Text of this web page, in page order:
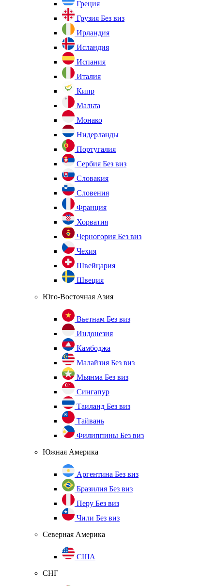
Греция
Грузия Без виз
Ирландия
Исландия
Испания
Италия
Кипр
Мальта
Монако
Нидерланды
Португалия
Сербия Без виз
Словакия
Словения
Франция
Хорватия
Черногория Без виз
Чехия
Швейцария
Швеция
Юго-Восточная Азия
Вьетнам Без виз
Индонезия
Камбоджа
Малайзия Без виз
Мьянма Без виз
Сингапур
Таиланд Без виз
Тайвань
Филиппины Без виз
Южная Америка
Аргентина Без виз
Бразилия Без виз
Перу Без виз
Чили Без виз
Северная Америка
США
СНГ